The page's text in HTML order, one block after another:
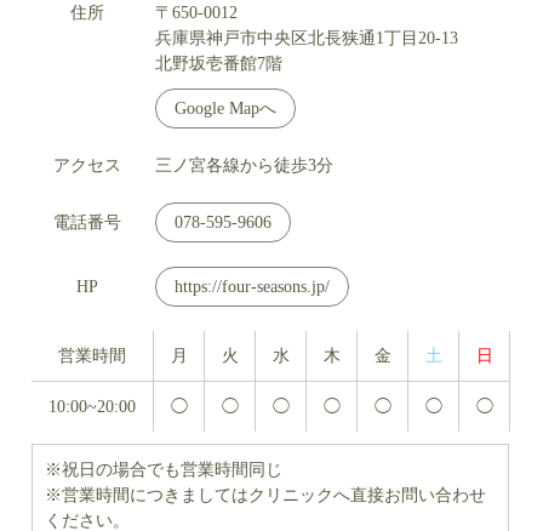
住所
〒650-0012
兵庫県神戸市中央区北長狭通1丁目20-13
北野坂壱番館7階
Google Mapへ
アクセス 三ノ宮各線から徒歩3分
電話番号 078-595-9606
HP https://four-seasons.jp/
営業時間 月 火 水 木 金 土 日
10:00~20:00 ◯ ◯ ◯ ◯ ◯ ◯ ◯
※祝日の場合でも営業時間同じ
※営業時間につきましてはクリニックへ直接お問い合わせ
ください。